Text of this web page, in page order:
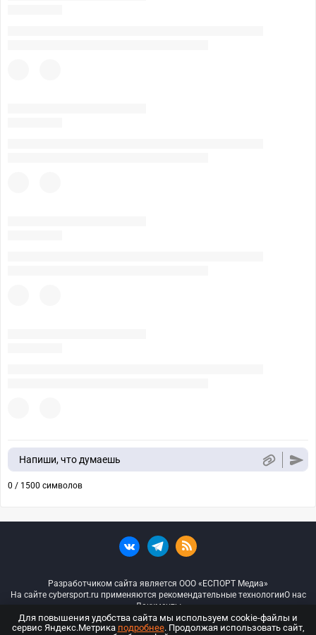
Напиши, что думаешь
0 / 1500 символов
Разработчиком сайта является ООО «ЕСПОРТ Медиа»
На сайте cybersport.ru применяются рекомендательные технологииО нас
Документы
© ООО «Киберспорт.ру» — Все права защищены
Для повышения удобства сайта мы используем cookie-файлы и
сервис Яндекс.Метрика подробнее. Продолжая использовать сайт,